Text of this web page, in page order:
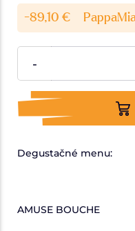
-89,10 €
-
Degustačné menu:
AMUSE BOUCHE